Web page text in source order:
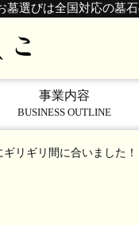
墓選びは全国対応の墓
事業内容
BUSINESS OUTLINE
ギリギリ間に合いました！